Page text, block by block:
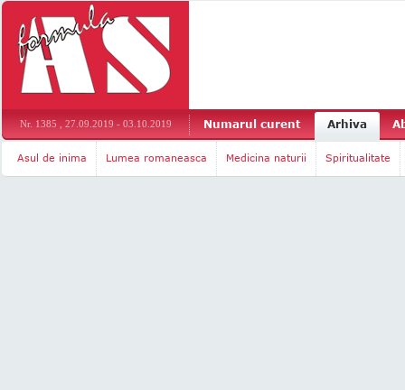
Nr. 1385 , 27.09.2019 - 03.10.2019 Numarul curent Arhiva
Asul de inima Lumea romaneasca Medicina naturii Spiritualitate